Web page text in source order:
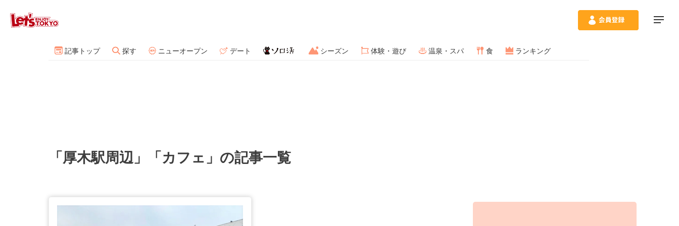
記事トップ 探す ニューオープン デート シーズン 体験・遊び 温泉・スパ 食 ランキング
「厚木駅周辺」「カフェ」の記事一覧